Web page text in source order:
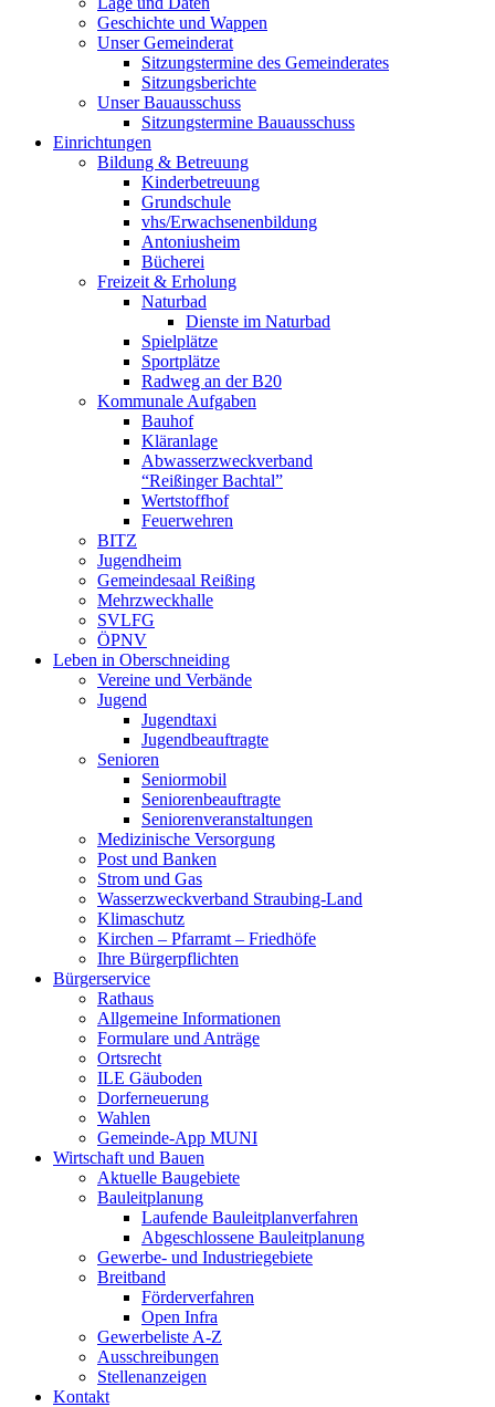
Geschichte und Wappen
Unser Gemeinderat
Sitzungstermine des Gemeinderates
Sitzungsberichte
Unser Bauausschuss
Sitzungstermine Bauausschuss
Einrichtungen
Bildung & Betreuung
Kinderbetreuung
Grundschule
vhs/Erwachsenenbildung
Antoniusheim
Bücherei
Freizeit & Erholung
Naturbad
Dienste im Naturbad
Spielplätze
Sportplätze
Radweg an der B20
Kommunale Aufgaben
Bauhof
Kläranlage
Abwasserzweckverband
“Reißinger Bachtal”
Wertstoffhof
Feuerwehren
BITZ
Jugendheim
Gemeindesaal Reißing
Mehrzweckhalle
SVLFG
ÖPNV
Leben in Oberschneiding
Vereine und Verbände
Jugend
Jugendtaxi
Jugendbeauftragte
Senioren
Seniormobil
Seniorenbeauftragte
Seniorenveranstaltungen
Medizinische Versorgung
Post und Banken
Strom und Gas
Wasserzweckverband Straubing-Land
Klimaschutz
Kirchen – Pfarramt – Friedhöfe
Ihre Bürgerpflichten
Bürgerservice
Rathaus
Allgemeine Informationen
Formulare und Anträge
Ortsrecht
ILE Gäuboden
Dorferneuerung
Wahlen
Gemeinde-App MUNI
Wirtschaft und Bauen
Aktuelle Baugebiete
Bauleitplanung
Laufende Bauleitplanverfahren
Abgeschlossene Bauleitplanung
Gewerbe- und Industriegebiete
Breitband
Förderverfahren
Open Infra
Gewerbeliste A-Z
Ausschreibungen
Stellenanzeigen
Kontakt